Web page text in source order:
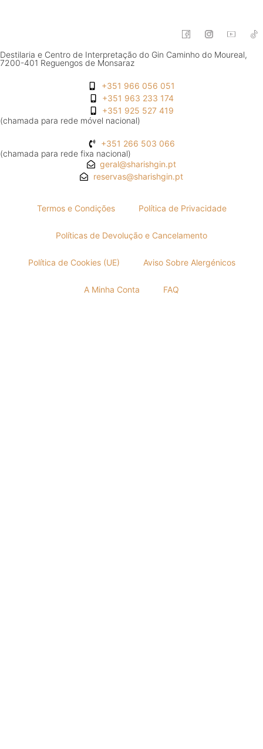
Destilaria e Centro de Interpretação do Gin Caminho do Moureal,
7200-401 Reguengos de Monsaraz
+351 966 056 051
+351 963 233 174
+351 925 527 419
(chamada para rede móvel nacional)
+351 266 503 066
(chamada para rede fixa nacional)
geral@sharishgin.pt
reservas@sharishgin.pt
Termos e Condições Política de Privacidade
Políticas de Devolução e Cancelamento
Política de Cookies (UE) Aviso Sobre Alergénicos
A Minha Conta FAQ